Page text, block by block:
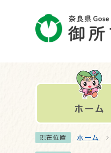
ホーム
現在位置 ホーム